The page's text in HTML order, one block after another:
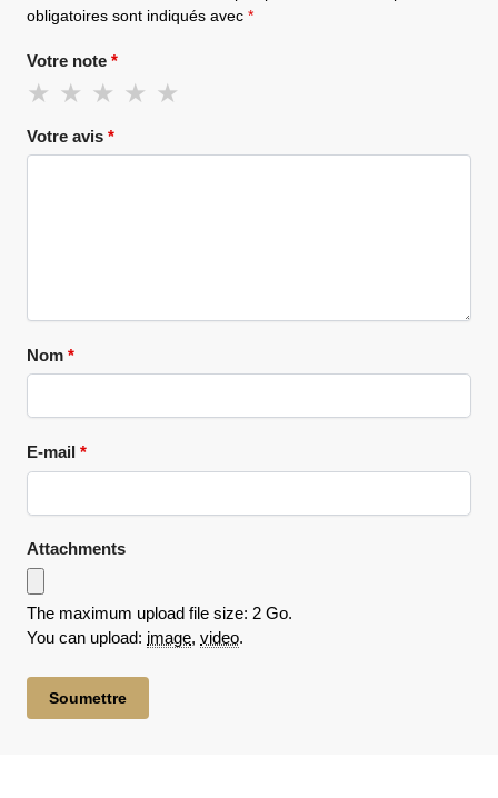
obligatoires sont indiqués avec *
Votre note *
Votre avis *
Nom *
E-mail *
Attachments
The maximum upload file size: 2 Go.
You can upload: image, video.